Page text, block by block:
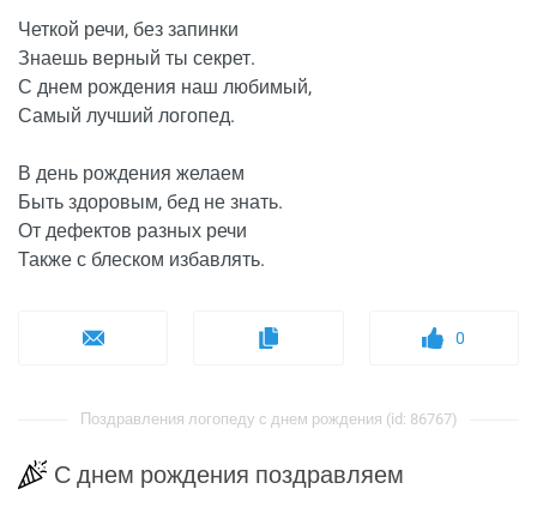
Четкой речи, без запинки
Знаешь верный ты секрет.
С днем рождения наш любимый,
Самый лучший логопед.
В день рождения желаем
Быть здоровым, бед не знать.
От дефектов разных речи
Также с блеском избавлять.
0
Поздравления логопеду с днем рождения (id: 86767)
С днем рождения поздравляем